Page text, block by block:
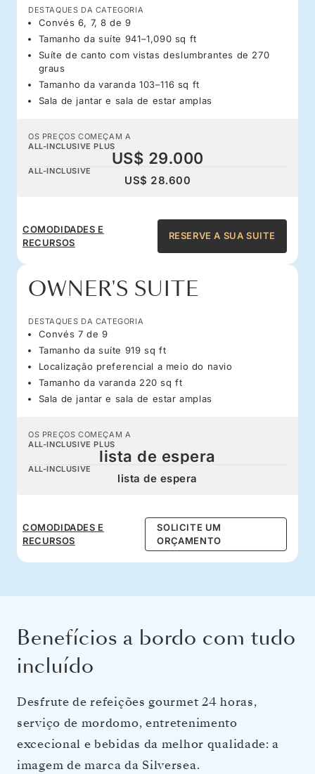
DESTAQUES DA CATEGORIA
Convés 6, 7, 8 de 9
Tamanho da suíte 941–1,090 sq ft
Suíte de canto com vistas deslumbrantes de 270
graus
Tamanho da varanda 103–116 sq ft
Sala de jantar e sala de estar amplas
OS PREÇOS COMEÇAM A
ALL-INCLUSIVE PLUS
US$ 29.000
ALL-INCLUSIVE
US$ 28.600
COMODIDADES E
RECURSOS
RESERVE A SUA SUITE
OWNER'S SUITE
DESTAQUES DA CATEGORIA
Convés 7 de 9
Tamanho da suíte 919 sq ft
Localização preferencial a meio do navio
Tamanho da varanda 220 sq ft
Sala de jantar e sala de estar amplas
OS PREÇOS COMEÇAM A
ALL-INCLUSIVE PLUS
lista de espera
ALL-INCLUSIVE
lista de espera
COMODIDADES E
RECURSOS
SOLICITE UM
ORÇAMENTO
Benefícios a bordo com tudo
incluído
Desfrute de refeições gourmet 24 horas,
serviço de mordomo, entretenimento
excecional e bebidas da melhor qualidade: a
imagem de marca da Silversea.